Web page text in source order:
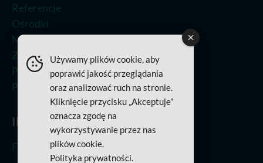
Referencje
Ośrodki
Metoda leczenia
Zastosowania
Prasa
Polityka Jakości
INFORMACJE O PROJEKTACH
Fundusze Europejskie
Używamy plików cookie, aby
poprawić jakość przeglądania
oraz analizować ruch na stronie.
Kliknięcie przycisku „Akceptuje”
oznacza zgodę na
wykorzystywanie przez nas
plików cookie.
Polityka prywatności.